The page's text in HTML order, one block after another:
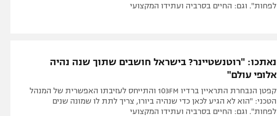
לפחות". וגם: החיים בסרביה ועתידו המקצועי
נאתכו: "רוטנשטיינר? בישראל חושבים שתוך שנה נהיה
אלופי עולם"
קפטן הנבחרת התראיין ברדיו 103FM והתייחס לעזיבתו האפשרית של המנהל
הטכני: "הוא לא הגיע לכאן כדי שנהיה ביורו, צריך לתת לו שמונה שנים
לפחות". וגם: החיים בסרביה ועתידו המקצועי